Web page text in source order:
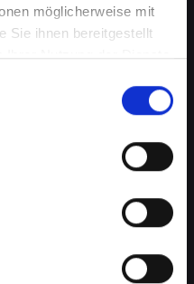
möglicherweise mit
Sie ihnen bereitgestellt
Ihrer Nutzung der Dienste
bei Ihrem
in Bad-st-
Lassen
Ihre Fähigkeit, an
besonders störend